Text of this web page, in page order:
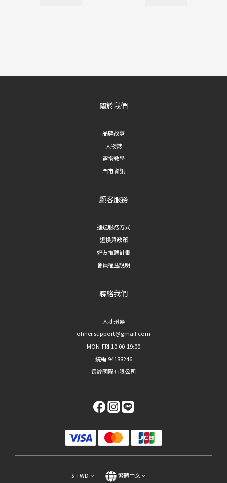
關於我們
品牌故事
人物誌
穿搭教學
門市資訊
顧客服務
運送服務方式
退換貨政策
好友推薦計畫
會員權益說明
聯絡我們
人才招募
ohher.support@gmail.com
MON-FRI 10:00-19:00
統編 94188246
長諄國際有限公司
$ TWD 繁體中文